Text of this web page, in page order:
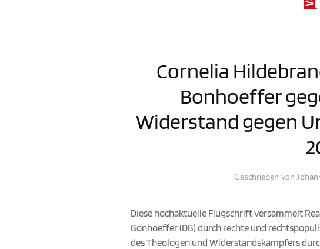
Cornelia
Bonhoeffer
Widerstand gegen
Geschrieben von
Diese hochaktuelle Flugschrift versammelt
Bonhoeffer (DB) durch rechte und
des Theologen und Widerstandskämpfers